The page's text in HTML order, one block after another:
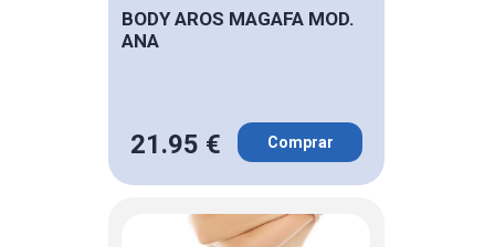
BODY AROS MAGAFA MOD.
ANA
21.95 € Comprar